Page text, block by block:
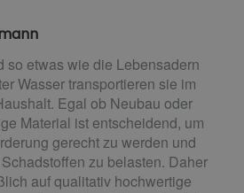
so etwas wie die Lebensadern
Wasser transportieren sie im
Egal ob Neubau oder
Material ist entscheidend, um
gerecht zu werden und
zu belasten. Daher
auf qualitativ hochwertige